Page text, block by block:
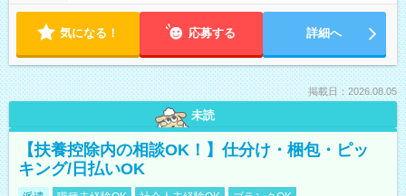
気になる！ 応募する 詳細へ
掲載日：2026.08.05
未読
【扶養控除内の相談OK！】仕分け・梱包・ピッ
キング/日払いOK